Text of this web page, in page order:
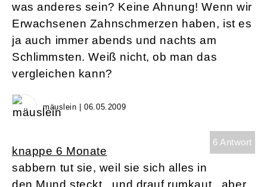
was anderes sein? Keine Ahnung! Wenn wir
Erwachsenen Zahnschmerzen haben, ist es
ja auch immer abends und nachts am
Schlimmsten. Weiß nicht, ob man das
vergleichen kann?
mäuslein | 06.05.2009
6 Antwort
knappe 6 Monate
sabbern tut sie, weil sie sich alles in
den Mund steckt . und drauf rumkaut . aber